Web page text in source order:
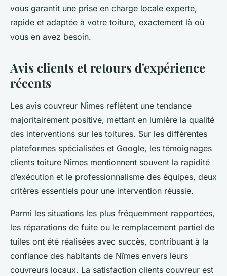
vous garantit une prise en charge locale experte,
rapide et adaptée à votre toiture, exactement là où
vous en avez besoin.
Avis clients et retours d'expérience
récents
Les avis couvreur Nîmes reflètent une tendance
majoritairement positive, mettant en lumière la qualité
des interventions sur les toitures. Sur les différentes
plateformes spécialisées et Google, les témoignages
clients toiture Nîmes mentionnent souvent la rapidité
d’exécution et le professionnalisme des équipes, deux
critères essentiels pour une intervention réussie.
Parmi les situations les plus fréquemment rapportées,
les réparations de fuite ou le remplacement partiel de
tuiles ont été réalisées avec succès, contribuant à la
confiance des habitants de Nîmes envers leurs
couvreurs locaux. La satisfaction clients couvreur est